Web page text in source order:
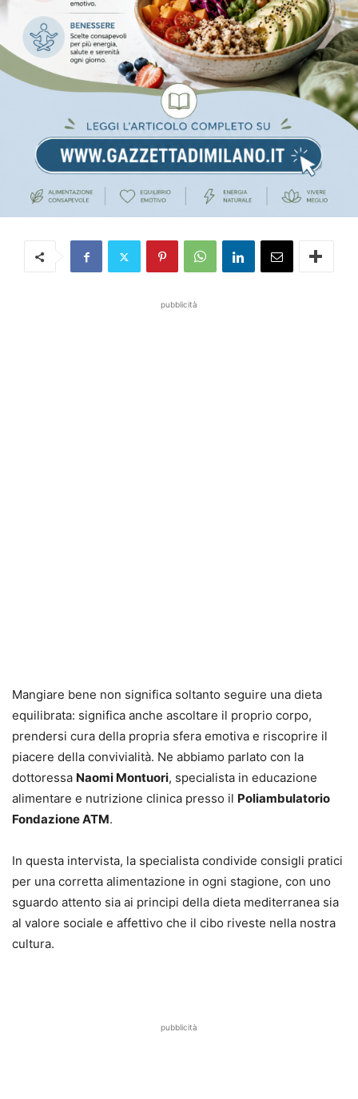
pubblicità
Mangiare bene non significa soltanto seguire una dieta
equilibrata: significa anche ascoltare il proprio corpo,
prendersi cura della propria sfera emotiva e riscoprire il
piacere della convivialità. Ne abbiamo parlato con la
dottoressa Naomi Montuori, specialista in educazione
alimentare e nutrizione clinica presso il Poliambulatorio
Fondazione ATM.
In questa intervista, la specialista condivide consigli pratici
per una corretta alimentazione in ogni stagione, con uno
sguardo attento sia ai principi della dieta mediterranea sia
al valore sociale e affettivo che il cibo riveste nella nostra
cultura.
pubblicità